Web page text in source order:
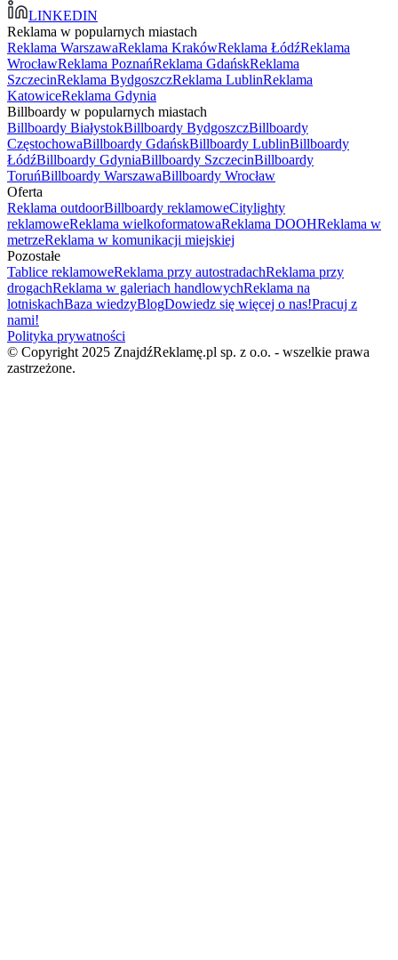
LINKEDIN
Reklama w popularnych miastach
Reklama WarszawaReklama KrakówReklama ŁódźReklama
WrocławReklama PoznańReklama GdańskReklama
SzczecinReklama BydgoszczReklama LublinReklama
KatowiceReklama Gdynia
Billboardy w popularnych miastach
Billboardy BiałystokBillboardy BydgoszczBillboardy
CzęstochowaBillboardy GdańskBillboardy LublinBillboardy
ŁódźBillboardy GdyniaBillboardy SzczecinBillboardy
ToruńBillboardy WarszawaBillboardy Wrocław
Oferta
Reklama outdoorBillboardy reklamoweCitylighty
reklamoweReklama wielkoformatowaReklama DOOHReklama w
metrzeReklama w komunikacji miejskiej
Pozostałe
Tablice reklamoweReklama przy autostradachReklama przy
drogachReklama w galeriach handlowychReklama na
lotniskachBaza wiedzyBlogDowiedz się więcej o nas!Pracuj z
nami!
Polityka prywatności
© Copyright 2025 ZnajdźReklamę.pl sp. z o.o. - wszelkie prawa
zastrzeżone.